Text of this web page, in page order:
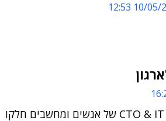
10/05/
חברי פורום CTO & IT Architects של אנשים ומחשבים חלקו